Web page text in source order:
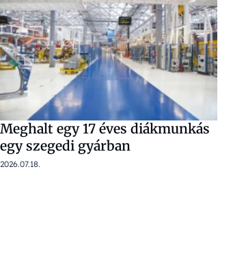
Meghalt egy 17 éves diákmunkás
egy szegedi gyárban
2026.07.18.